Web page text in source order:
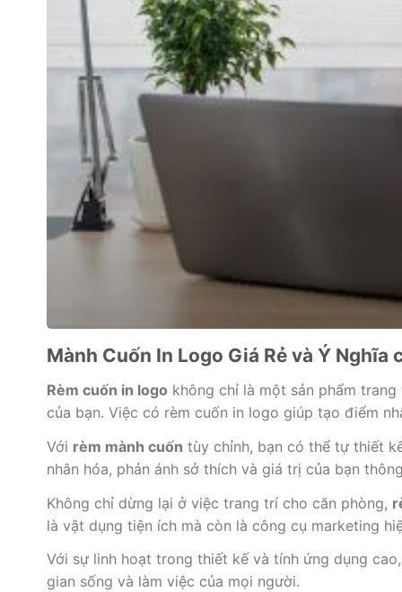
Mành Cuốn In Logo Giá Rẻ và Ý Nghĩa
Rèm cuốn in logo không chỉ là một sản phẩm
của bạn. Việc có rèm cuốn in logo giúp tạo điểm
Với rèm mành cuốn tùy chỉnh, bạn có thể tự thiết
nhân hóa, phản ánh sở thích và giá trị của bạn
Không chỉ dừng lại ở việc trang trí cho căn phòng,
là vật dụng tiện ích mà còn là công cụ marketing
Với sự linh hoạt trong thiết kế và tính ứng dụng
gian sống và làm việc của mọi người.